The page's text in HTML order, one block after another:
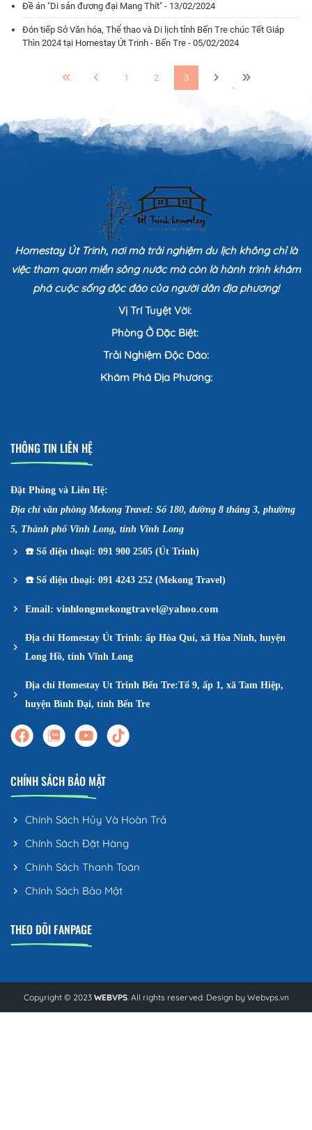
Đề án "Di sản đương đại Mang Thít" - 13/02/2024
Đón tiếp Sở Văn hóa, Thể thao và Di lịch tỉnh Bến Tre chúc Tết Giáp
Thìn 2024 tại Homestay Út Trinh - Bến Tre - 05/02/2024
1 2 3
Homestay Út Trinh, nơi mà trải nghiệm du lịch không chỉ là
việc tham quan miền sông nước mà còn là hành trình khám
phá cuộc sống độc đáo của người dân địa phương!
Vị Trí Tuyệt Vời:
Phòng Ở Đặc Biệt:
Trải Nghiệm Độc Đáo:
Khám Phá Địa Phương:
THÔNG TIN LIÊN HỆ
Đặt Phòng và Liên Hệ:
Địa chỉ văn phòng Mekong Travel: Số 180, đường 8 tháng 3, phường
5, Thành phố Vĩnh Long, tỉnh Vĩnh Long
☎️Số điện thoại: 091 900 2505 (Út Trinh)
☎️Số điện thoại: 091 4243 252 (Mekong Travel)
Email: vinhlongmekongtravel@yahoo.com
Địa chỉ Homestay Út Trinh: ấp Hòa Quí, xã Hòa Ninh, huyện
Long Hồ, tỉnh Vĩnh Long
Địa chỉ Homestay Ut Trinh Bến Tre:Tổ 9, ấp 1, xã Tam Hiệp,
huyện Bình Đại, tỉnh Bến Tre
CHÍNH SÁCH BẢO MẬT
Chính Sách Hủy Và Hoàn Trả
Chính Sách Đặt Hàng
Chính Sách Thanh Toán
Chính Sách Bảo Mật
THEO DÕI FANPAGE
Copyright © 2023 WEBVPS. All rights reserved. Design by Webvps.vn